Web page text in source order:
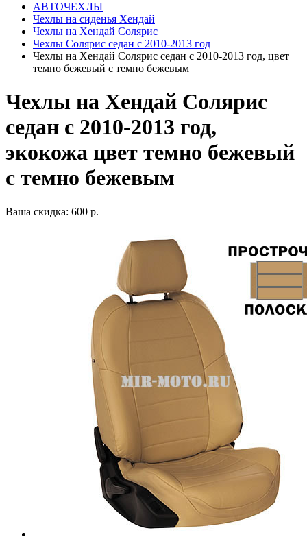
АВТОЧЕХЛЫ
Чехлы на сиденья Хендай
Чехлы на Хендай Солярис
Чехлы Солярис седан с 2010-2013 год
Чехлы на Хендай Солярис седан с 2010-2013 год, цвет
темно бежевый с темно бежевым
Чехлы на Хендай Солярис
седан с 2010-2013 год,
экокожа цвет темно бежевый
с темно бежевым
Ваша скидка: 600 р.